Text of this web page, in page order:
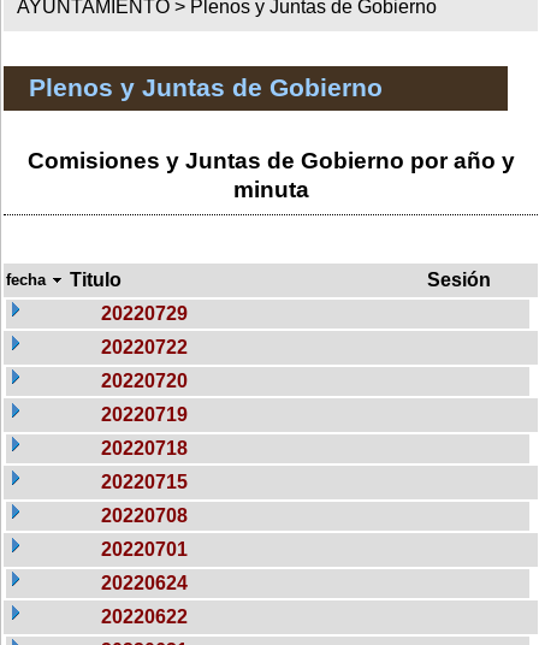
AYUNTAMIENTO > Plenos y Juntas de Gobierno
Plenos y Juntas de Gobierno
Comisiones y Juntas de Gobierno por año y
minuta
fecha Titulo
Sesión
20220729
20220722
20220720
20220719
20220718
20220715
20220708
20220701
20220624
20220622